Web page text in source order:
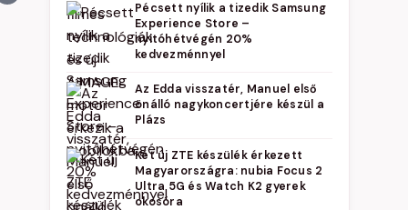
Pécsett nyílik a tizedik Samsung
Experience Store –
nyitóhétvégén 20%
kedvezménnyel
Az Edda visszatér, Manuel első
önálló nagykoncertjére készül a
Plázs
Két új ZTE készülék érkezett
Magyarországra: nubia Focus 2
Ultra 5G és Watch K2 gyerek
okosóra